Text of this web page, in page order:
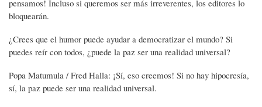
pensamos! Incluso si queremos ser más irreverentes, los editores lo
bloquearán.
¿Crees que el humor puede ayudar a democratizar el mundo? Si
puedes reír con todos, ¿puede la paz ser una realidad universal?
Popa Matumula / Fred Halla: ¡Sí, eso creemos! Si no hay hipocresía,
sí, la paz puede ser una realidad universal.